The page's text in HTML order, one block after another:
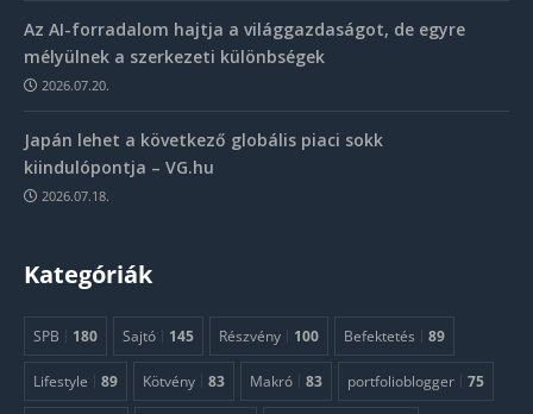
Az AI-forradalom hajtja a világgazdaságot, de egyre
mélyülnek a szerkezeti különbségek
2026.07.20.
Japán lehet a következő globális piaci sokk
kiindulópontja – VG.hu
2026.07.18.
Kategóriák
SPB 180 Sajtó 145 Részvény 100 Befektetés 89
Lifestyle 89 Kötvény 83 Makró 83 portfolioblogger 75